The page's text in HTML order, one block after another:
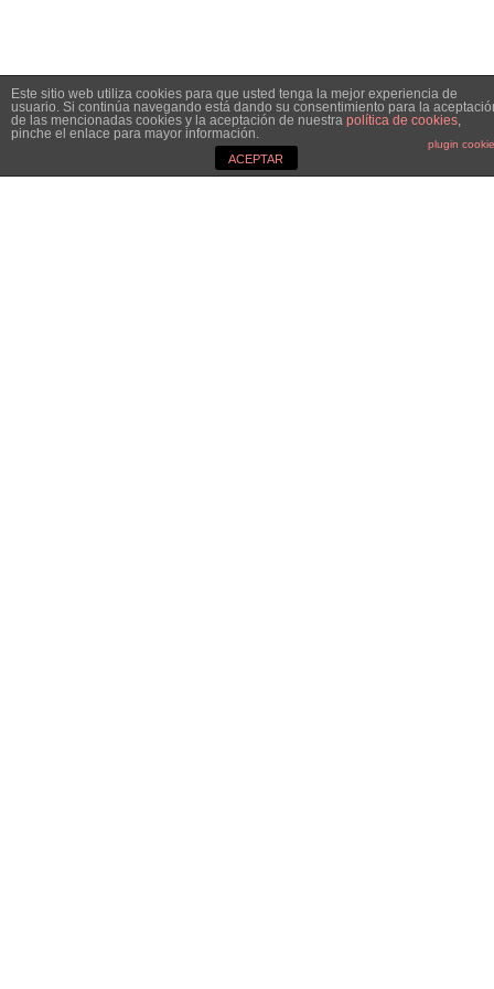
Este sitio web utiliza cookies para que usted tenga la mejor experiencia de
usuario. Si continúa navegando está dando su consentimiento para la
de las mencionadas cookies y la aceptación de nuestra política de cookies,
pinche el enlace para mayor información.
plugin
ACEPTAR